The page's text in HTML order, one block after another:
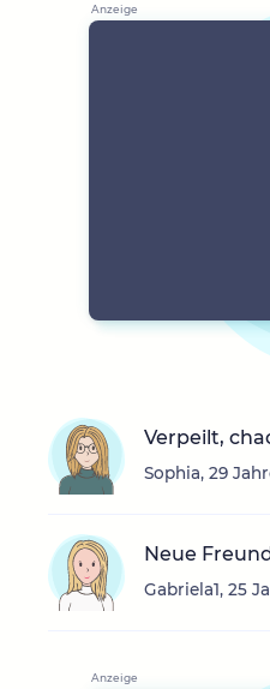
Verpeilt,
Sophia, 29
Neue
Gabriela1, 25